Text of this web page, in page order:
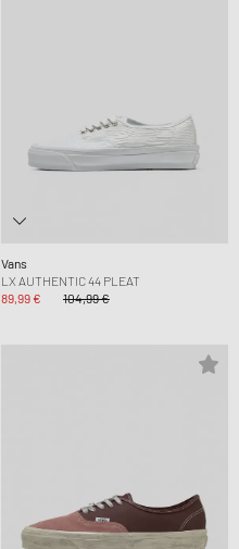
Vans
LX AUTHENTIC 44 PLEAT
89,99 €
104,99 €